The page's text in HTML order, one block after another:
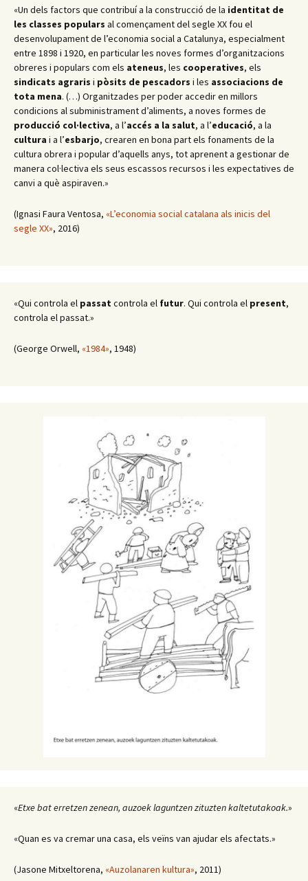
«Un dels factors que contribuí a la construcció de la identitat de
les classes populars al començament del segle XX fou el
desenvolupament de l’economia social a Catalunya, especialment
entre 1898 i 1920, en particular les noves formes d’organitzacions
obreres i populars com els ateneus, les cooperatives, els
sindicats agraris i pòsits de pescadors i les associacions de
tota mena. (…) Organitzades per poder accedir en millors
condicions al subministrament d’aliments, a noves formes de
producció col·lectiva, a l’accés a la salut, a l’educació, a la
cultura i a l’esbarjo, crearen en bona part els fonaments de la
cultura obrera i popular d’aquells anys, tot aprenent a gestionar de
manera col·lectiva els seus escassos recursos i les expectatives de
canvi a què aspiraven.»
(Ignasi Faura Ventosa, «L’economia social catalana als inicis del
segle XX», 2016)
«Qui controla el passat controla el futur. Qui controla el present,
controla el passat.»
(George Orwell, «1984», 1948)
«Etxe bat erretzen zenean, auzoek laguntzen zituzten kaltetutakoak.»
«Quan es va cremar una casa, els veïns van ajudar els afectats.»
(Jasone Mitxeltorena, «Auzolanaren kultura», 2011)